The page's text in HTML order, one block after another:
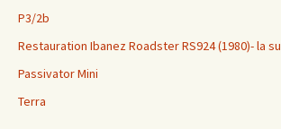
P3/2b
Restauration Ibanez Roadster RS924 (1980)- la
Passivator Mini
Terra